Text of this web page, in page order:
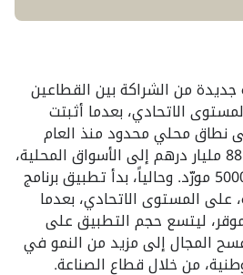
جديدة من الشراكة بين القطاعين
الاتحادي، بعدما أثبتت
نطاق محلي محدود منذ العام
2018، بإعادة توجيه نحو 88 مليار درهم إلى الأسواق المحلية،
وانضم إلى البرنامج نحو 5000 مورّد. وحالياً، بدأ تطبيق برنامج
على المستوى الاتحادي، بعدما
ليتسع حجم التطبيق على
المجال إلى مزيد من النمو في
من خلال قطاع الصناعة.